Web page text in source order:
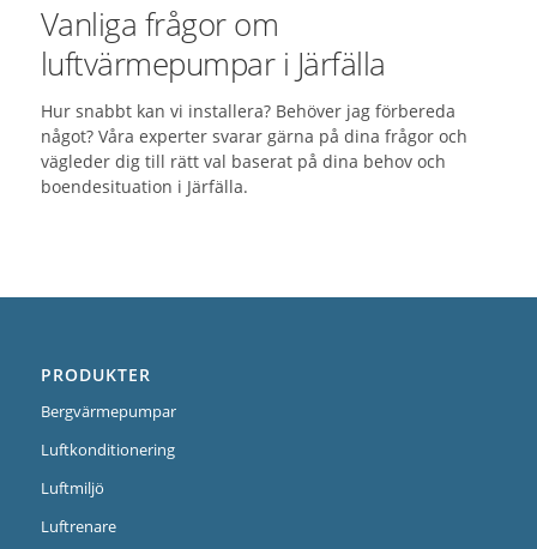
Vanliga frågor om
luftvärmepumpar i Järfälla
Hur snabbt kan vi installera? Behöver jag förbereda
något? Våra experter svarar gärna på dina frågor och
vägleder dig till rätt val baserat på dina behov och
boendesituation i Järfälla.
PRODUKTER
Bergvärmepumpar
Luftkonditionering
Luftmiljö
Luftrenare